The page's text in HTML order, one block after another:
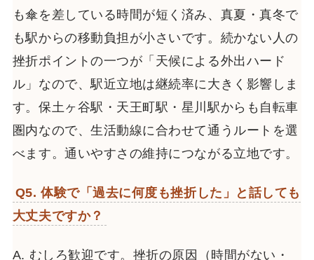
も傘を差している時間が短く済み、真夏・真冬で
も駅からの移動負担が小さいです。続かない人の
挫折ポイントの一つが「天候による外出ハード
ル」なので、駅近立地は継続率に大きく影響しま
す。保土ヶ谷駅・天王町駅・星川駅からも自転車
圏内なので、生活動線に合わせて通うルートを選
べます。通いやすさの維持につながる立地です。
Q5. 体験で「過去に何度も挫折した」と話しても
大丈夫ですか？
A. むしろ歓迎です。挫折の原因（時間がない・